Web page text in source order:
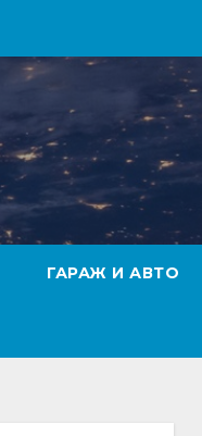
ГАРАЖ И АВТО